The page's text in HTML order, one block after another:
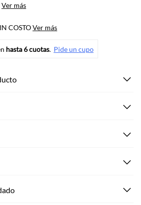
Ver más
COSTOVer más